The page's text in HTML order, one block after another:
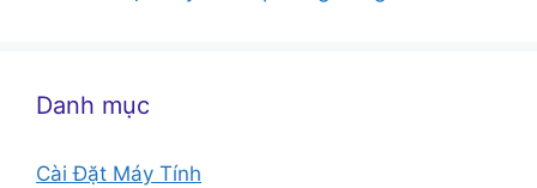
Danh mục
Cài Đặt Máy Tính